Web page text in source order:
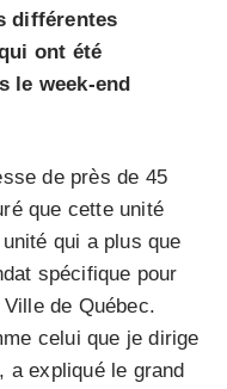
différentes
ont été
le week-end
de près de 45
que cette unité
qui a plus que
spécifique pour
de Québec.
celui que je dirige
a expliqué le grand